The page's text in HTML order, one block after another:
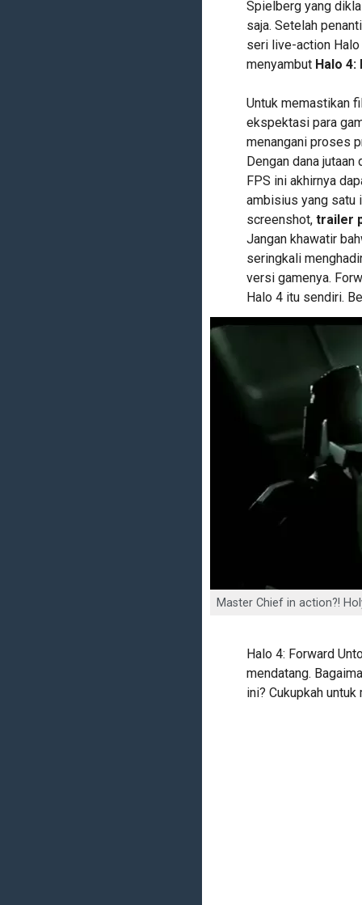
Spielberg yang
saja. Setelah
seri live-action Halo
menyambut Halo
Untuk memastikan
ekspektasi para
menangani proses
Dengan dana
FPS ini akhirnya
ambisius yang satu
screenshot,trailer
Jangan khawatir
seringkali
versi gamenya.
Halo 4 itu sendiri.
Master Chief in action?!
Halo 4: Forward
mendatang.
ini? Cukupkah